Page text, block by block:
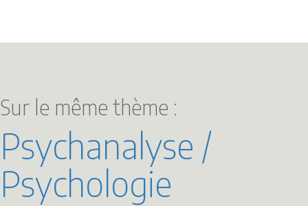
Sur le même thème :
Psychanalyse /
Psychologie